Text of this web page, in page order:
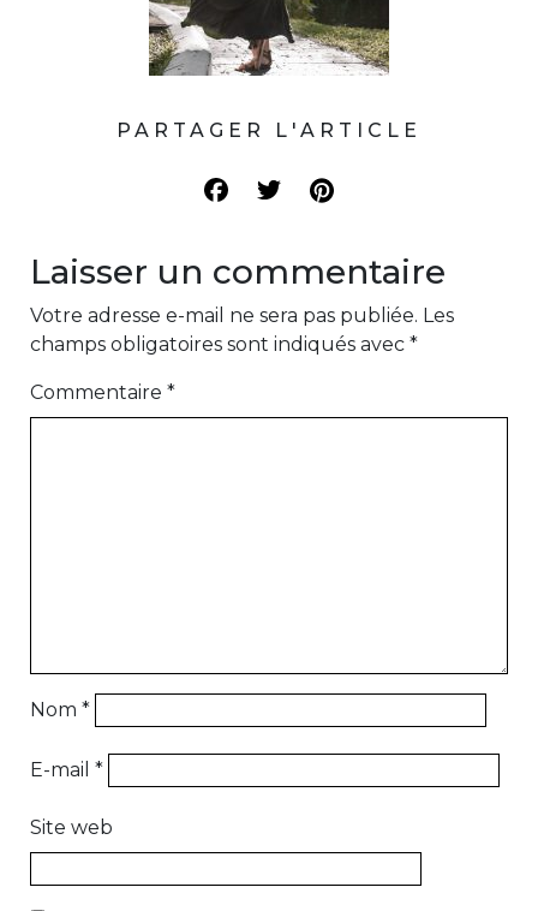
PARTAGER L'ARTICLE
Laisser un commentaire
Votre adresse e-mail ne sera pas publiée. Les
champs obligatoires sont indiqués avec *
Commentaire *
Nom *
E-mail *
Site web